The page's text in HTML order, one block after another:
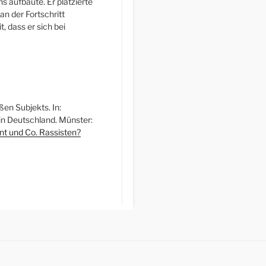
der Fortschritt
dass er sich bei
Subjekts. In:
Deutschland. Münster:
und Co. Rassisten?